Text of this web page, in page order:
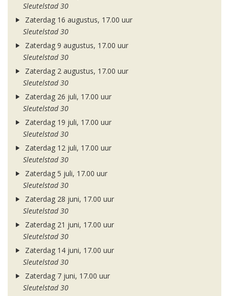
Sleutelstad 30
Zaterdag 16 augustus, 17.00 uur
Sleutelstad 30
Zaterdag 9 augustus, 17.00 uur
Sleutelstad 30
Zaterdag 2 augustus, 17.00 uur
Sleutelstad 30
Zaterdag 26 juli, 17.00 uur
Sleutelstad 30
Zaterdag 19 juli, 17.00 uur
Sleutelstad 30
Zaterdag 12 juli, 17.00 uur
Sleutelstad 30
Zaterdag 5 juli, 17.00 uur
Sleutelstad 30
Zaterdag 28 juni, 17.00 uur
Sleutelstad 30
Zaterdag 21 juni, 17.00 uur
Sleutelstad 30
Zaterdag 14 juni, 17.00 uur
Sleutelstad 30
Zaterdag 7 juni, 17.00 uur
Sleutelstad 30